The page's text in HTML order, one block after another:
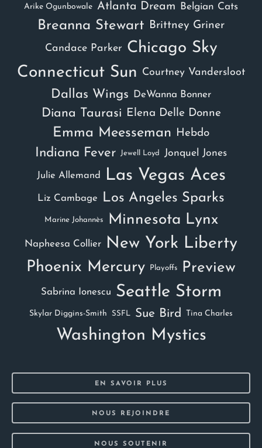
Arike Ogunbowale Atlanta Dream Belgian Cats
Breanna Stewart Brittney Griner
Candace Parker Chicago Sky
Connecticut Sun
Courtney Vandersloot
Dallas Wings DeWanna Bonner
Diana Taurasi Elena Delle Donne
Emma Meesseman Hebdo
Indiana Fever Jewell Loyd Jonquel Jones
Julie Allemand Las Vegas Aces
Liz Cambage Los Angeles Sparks
Marine Johannès Minnesota Lynx
Napheesa Collier New York Liberty
Phoenix Mercury Playoffs Preview
Sabrina Ionescu Seattle Storm
Skylar Diggins-Smith SSFL Sue Bird Tina Charles
Washington Mystics
EN SAVOIR PLUS
NOUS REJOINDRE
NOUS SOUTENIR